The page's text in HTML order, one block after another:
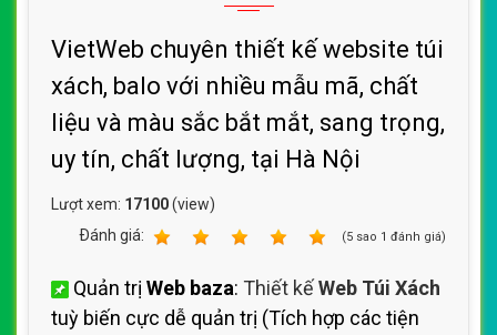
VietWeb chuyên thiết kế website túi
xách, balo với nhiều mẫu mã, chất
liệu và màu sắc bắt mắt, sang trọng,
uy tín, chất lượng, tại Hà Nội
Lượt xem: 17100(view)
Ðánh giá:
(5 sao 1 đánh giá)
Quản trị Web baza: Thiết kếWeb Túi Xách
tuỳ biến cực dễ quản trị (Tích hợp các tiện